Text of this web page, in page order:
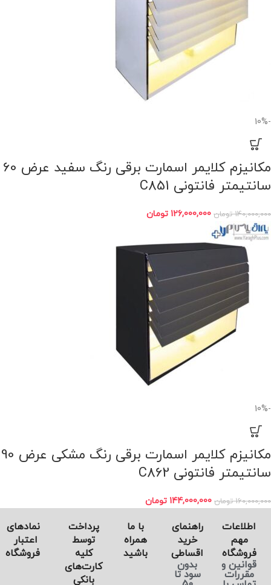
-10%
مکانیزم کلایمر اسمارت برقی رنگ سفید عرض 60
سانتیمتر فانتونی C851
140,000,000 تومان 126,000,000 تومان
-10%
مکانیزم کلایمر اسمارت برقی رنگ مشکی عرض 90
سانتیمتر فانتونی C862
160,000,000 تومان 144,000,000 تومان
اطلاعات
مهم
فروشگاه
قوانین و
مقررات
راهنمای
خرید
اقساطی
بدون
سود تا
با ما
همراه
باشید
پرداخت
توسط
کلیه
کارت‌های
بانکی
نماد‌های
اعتبار
فروشگاه